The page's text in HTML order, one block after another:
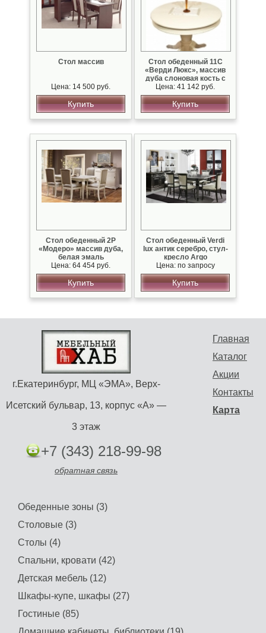
Стол массив
Цена: 14 500 руб.
Купить
Стол обеденный 11С
«Верди Люкс», массив
дуба слоновая кость с
патиной
Цена: 41 142 руб.
Купить
Стол обеденный 2Р
«Модеро» массив дуба,
белая эмаль
Цена: 64 454 руб.
Купить
Стол обеденный Verdi
lux антик серебро, стул-
кресло Argo
Цена: по запросу
Купить
Главная
Каталог
Акции
Контакты
Карта
г.Екатеринбург, МЦ «ЭМА», Верх-
Исетский бульвар, 13, корпус «А» —
3 этаж
+7 (343) 218-99-98
обратная связь
Обеденные зоны (3)
Столовые (3)
Столы (4)
Спальни, кровати (42)
Детская мебель (12)
Шкафы-купе, шкафы (27)
Гостиные (85)